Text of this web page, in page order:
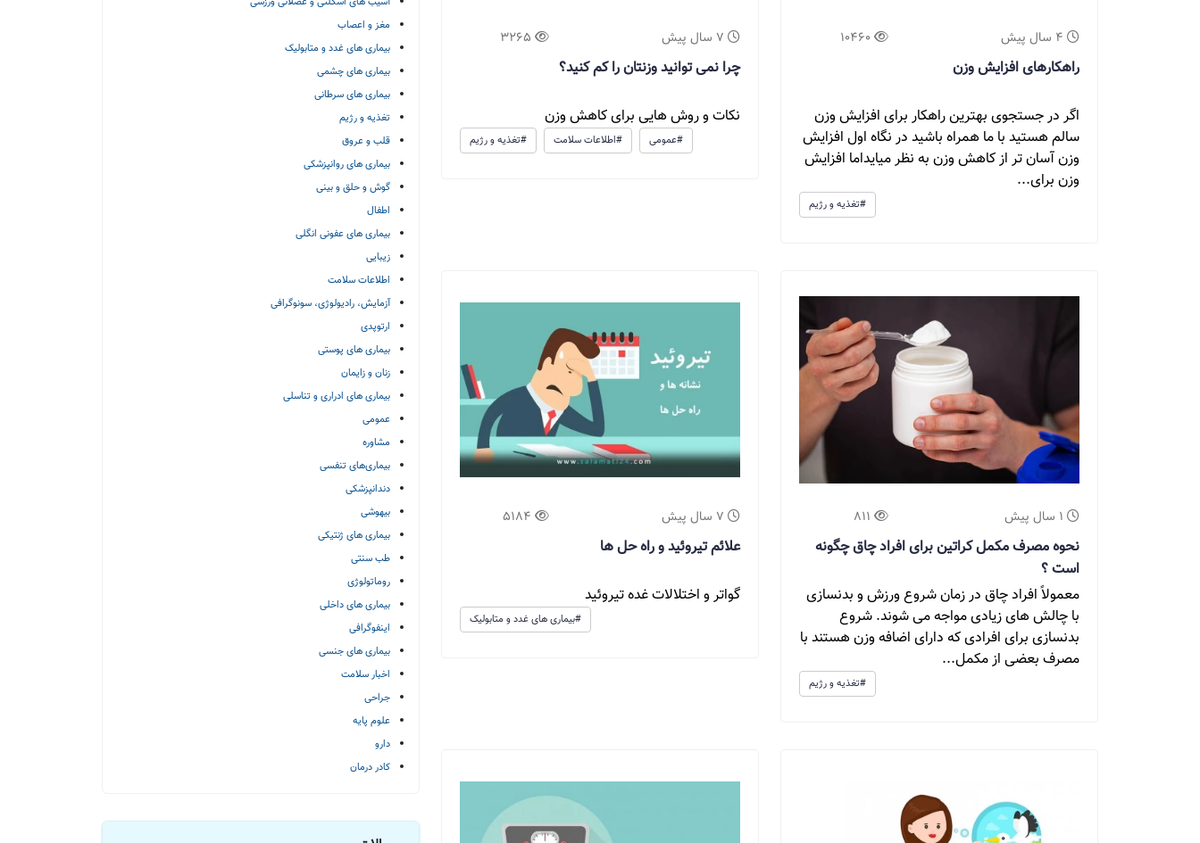
4 سال پیش 10460
راهکارهای افزایش وزن
اگر در جستجوی بهترین راهکار برای افزایش وزن
سالم هستید با ما همراه باشید در نگاه اول افزایش
وزن آسان تر از کاهش وزن به نظر میایداما افزایش
وزن برای...
#تغذیه و رژیم
7 سال پیش 3265
چرا نمی توانید وزنتان را کم کنید؟
نکات و روش هایی برای کاهش وزن
#تغذیه و رژیم #اطلاعات سلامت #عمومی
1 سال پیش 811
نحوه مصرف مکمل کراتین برای افراد چاق چگونه
است ؟
معمولاً افراد چاق در زمان شروع ورزش و بدنسازی
با چالش های زیادی مواجه می شوند. شروع
بدنسازی برای افرادی که دارای اضافه وزن هستند با
مصرف بعضی از مکمل...
#تغذیه و رژیم
7 سال پیش 5184
علائم تیروئید و راه حل ها
گواتر و اختلالات غده تیروئید
#بیماری های غدد و متابولیک
مغز و اعصاب
بیماری های غدد و متابولیک
بیماری های چشمی
بیماری های سرطانی
تغذیه و رژیم
قلب و عروق
بیماری های روانپزشکی
گوش و حلق و بینی
اطفال
بیماری های عفونی انگلی
زیبایی
اطلاعات سلامت
آزمایش، رادیولوژی، سونوگرافی
ارتوپدی
بیماری های پوستی
زنان و زایمان
بیماری های ادراری و تناسلی
عمومی
مشاوره
بیماری‌های تنفسی
دندانپزشکی
بیهوشی
بیماری های ژنتیکی
طب سنتی
روماتولوژی
بیماری های داخلی
اینفوگرافی
بیماری های جنسی
اخبار سلامت
جراحی
علوم پایه
دارو
کادر درمان